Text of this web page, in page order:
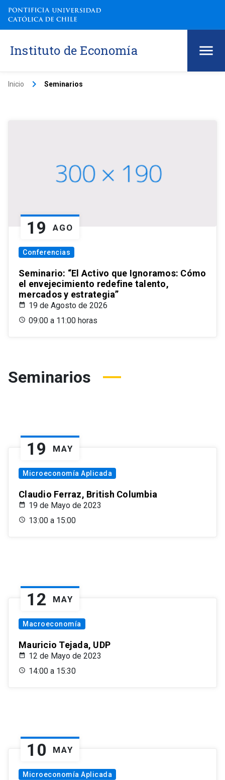
Instituto de Economía
Inicio keyboard_arrow_right Seminarios
19 AGO
Conferencias
Seminario: “El Activo que Ignoramos: Cómo
el envejecimiento redefine talento,
mercados y estrategia”
19 de Agosto de 2026
09:00 a 11:00 horas
Seminarios
19 MAY
Microeconomía Aplicada
Claudio Ferraz, British Columbia
19 de Mayo de 2023
13:00 a 15:00
12 MAY
Macroeconomía
Mauricio Tejada, UDP
12 de Mayo de 2023
14:00 a 15:30
10 MAY
Microeconomía Aplicada